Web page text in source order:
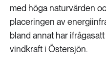
med höga naturvärden
placeringen av
bland annat har
vindkraft i Östersjön.